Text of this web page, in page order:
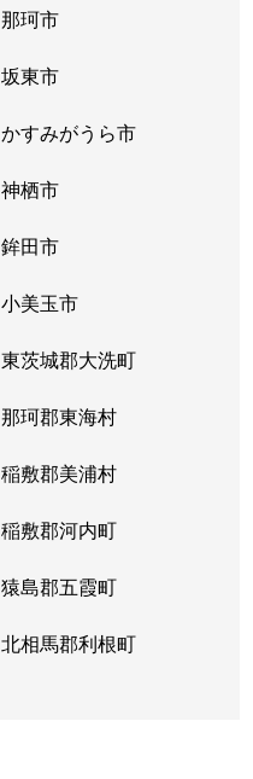
那珂市
坂東市
かすみがうら市
神栖市
鉾田市
小美玉市
東茨城郡大洗町
那珂郡東海村
稲敷郡美浦村
稲敷郡河内町
猿島郡五霞町
北相馬郡利根町